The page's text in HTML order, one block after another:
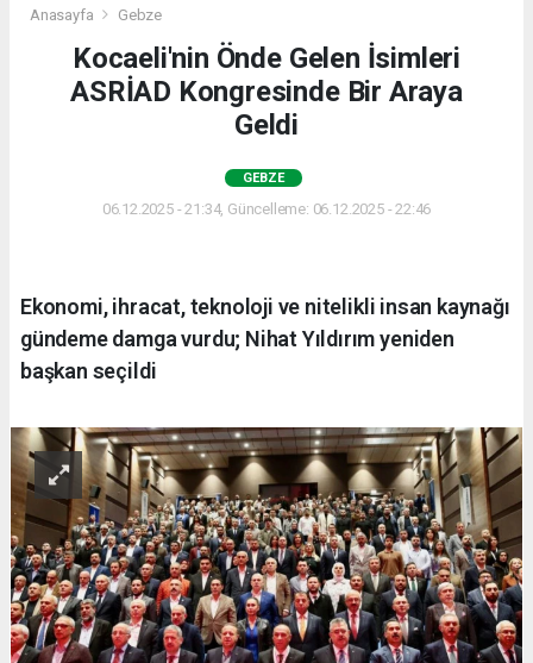
Anasayfa Gebze
Kocaeli'nin Önde Gelen İsimleri
ASRİAD Kongresinde Bir Araya
Geldi
GEBZE
06.12.2025 - 21:34, Güncelleme: 06.12.2025 - 22:46
Ekonomi, ihracat, teknoloji ve nitelikli insan kaynağı
gündeme damga vurdu; Nihat Yıldırım yeniden
başkan seçildi